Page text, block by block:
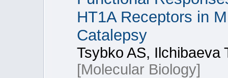
HT1A Receptors in
Catalepsy
Tsybko AS, Ilchibaeva
[Molecular Biology]